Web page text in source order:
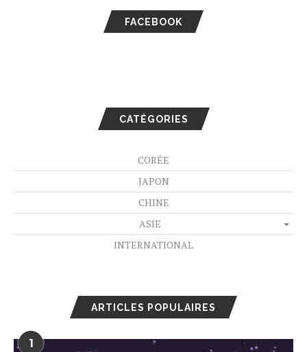
FACEBOOK
CATÉGORIES
CORÉE
JAPON
CHINE
ASIE
INTERNATIONAL
ARTICLES POPULAIRES
1